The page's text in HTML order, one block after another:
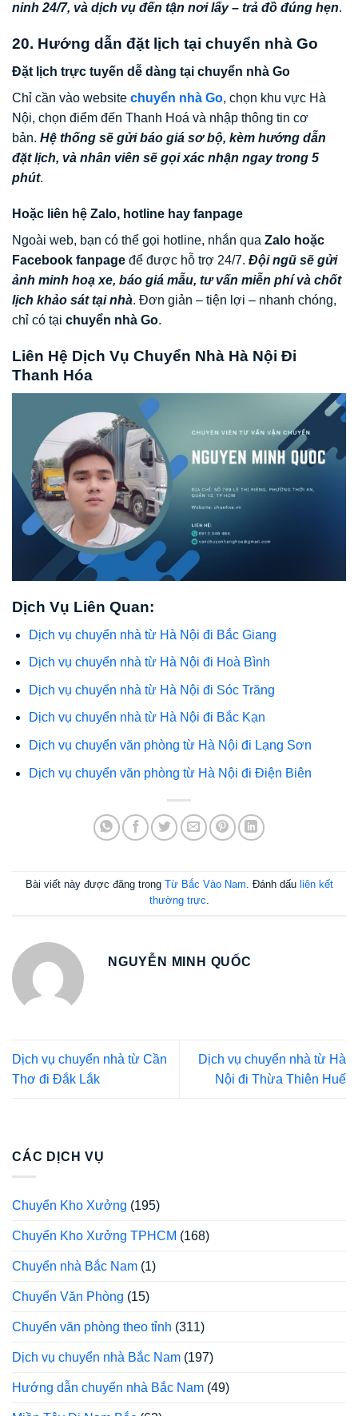
ninh 24/7, và dịch vụ đến tận nơi lấy – trả đồ đúng hẹn.
20. Hướng dẫn đặt lịch tại chuyển nhà Go
Đặt lịch trực tuyến dễ dàng tại chuyển nhà Go
Chỉ cần vào website chuyển nhà Go, chọn khu vực Hà
Nội, chọn điểm đến Thanh Hoá và nhập thông tin cơ
bản. Hệ thống sẽ gửi báo giá sơ bộ, kèm hướng dẫn
đặt lịch, và nhân viên sẽ gọi xác nhận ngay trong 5
phút.
Hoặc liên hệ Zalo, hotline hay fanpage
Ngoài web, bạn có thể gọi hotline, nhắn qua Zalo hoặc
Facebook fanpage để được hỗ trợ 24/7. Đội ngũ sẽ gửi
ảnh minh hoạ xe, báo giá mẫu, tư vấn miễn phí và chốt
lịch khảo sát tại nhà. Đơn giản – tiện lợi – nhanh chóng,
chỉ có tại chuyển nhà Go.
Liên Hệ Dịch Vụ Chuyển Nhà Hà Nội Đi
Thanh Hóa
Dịch Vụ Liên Quan:
Dịch vụ chuyển nhà từ Hà Nội đi Bắc Giang
Dịch vụ chuyển nhà từ Hà Nội đi Hoà Bình
Dịch vụ chuyển nhà từ Hà Nội đi Sóc Trăng
Dịch vụ chuyển nhà từ Hà Nội đi Bắc Kạn
Dịch vụ chuyển văn phòng từ Hà Nội đi Lạng Sơn
Dịch vụ chuyển văn phòng từ Hà Nội đi Điện Biên
Bài viết này được đăng trong Từ Bắc Vào Nam . Đánh dấu liên kết
thường trực
NGUYỄN MINH QUỐC
Dịch vụ chuyển nhà từ Cần
Thơ đi Đắk Lắk
Dịch vụ chuyển nhà từ Hà
Nội đi Thừa Thiên Huế
CÁC DỊCH VỤ
Chuyển Kho Xưởng (195)
Chuyển Kho Xưởng TPHCM (168)
Chuyển nhà Bắc Nam (1)
Chuyển Văn Phòng (15)
Chuyển văn phòng theo tỉnh (311)
Dịch vụ chuyển nhà Bắc Nam (197)
Hướng dẫn chuyển nhà Bắc Nam (49)